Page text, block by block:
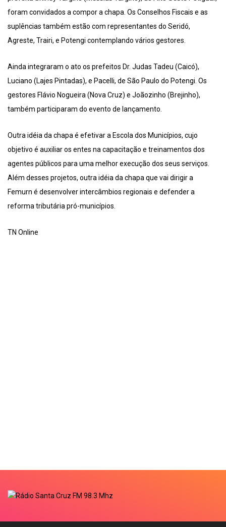
foram convidados a compor a chapa. Os Conselhos Fiscais e as
suplências também estão com representantes do Seridó,
Agreste, Trairi, e Potengi contemplando vários gestores.
Ainda integraram o ato os prefeitos Dr. Judas Tadeu (Caicó),
Luciano (Lajes Pintadas), e Pacelli, de São Paulo do Potengi. Os
gestores Flávio Nogueira (Nova Cruz) e Joãozinho (Brejinho),
também participaram do evento de lançamento.
Outra idéia da chapa é efetivar a Escola dos Municípios, cujo
objetivo é auxiliar os entes na capacitação e treinamentos dos
agentes públicos para uma melhor execução dos seus serviços.
Além desses projetos, outra idéia da chapa que vai dirigir a
Femurn é desenvolver intercâmbios regionais e defender a
reforma tributária pró-municípios.
TN Online